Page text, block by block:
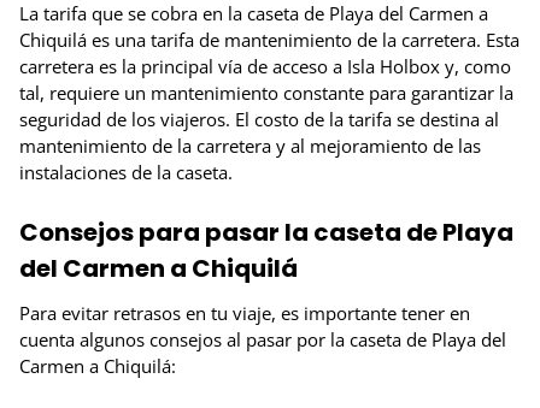
La tarifa que se cobra en la caseta de Playa del Carmen a
Chiquilá es una tarifa de mantenimiento de la carretera. Esta
carretera es la principal vía de acceso a Isla Holbox y, como
tal, requiere un mantenimiento constante para garantizar la
seguridad de los viajeros. El costo de la tarifa se destina al
mantenimiento de la carretera y al mejoramiento de las
instalaciones de la caseta.
Consejos para pasar la caseta de Playa
del Carmen a Chiquilá
Para evitar retrasos en tu viaje, es importante tener en
cuenta algunos consejos al pasar por la caseta de Playa del
Carmen a Chiquilá: